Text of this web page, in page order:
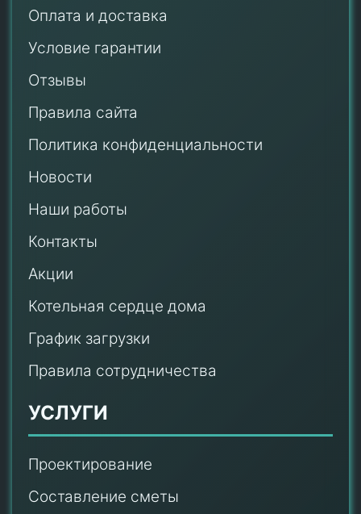
Оплата и доставка
Условие гарантии
Отзывы
Правила сайта
Политика конфиденциальности
Новости
Наши работы
Контакты
Акции
Котельная сердце дома
График загрузки
Правила сотрудничества
УСЛУГИ
Проектирование
Составление сметы